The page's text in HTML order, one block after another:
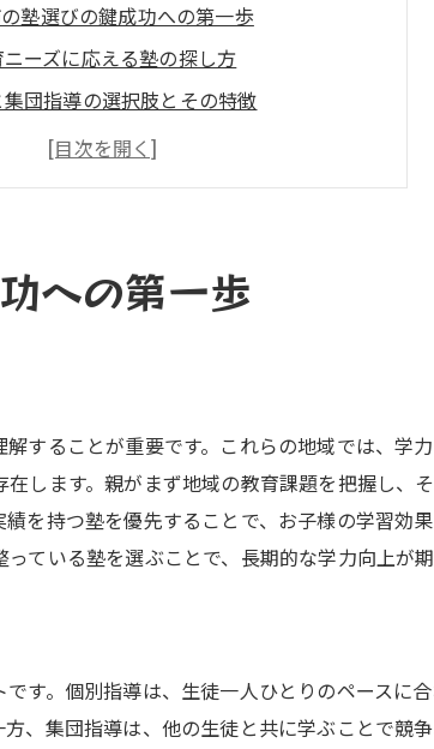
塾選びの鍵成功への第一歩
ーズに応える塾の探し方
団指導の選択肢とその特徴
ュラムが成功に導く理由
ら見る塾選びのポイント
しての塾の役割と重要性
する支払い方法の多様性に注目
と割引制度の活用法
塾選びの視点
地域経済への貢献
ておくべき支払い方法の基礎
す支払いプランの工夫
頼関係を築くためのポイント
への第一歩
することが重要です。これらの地域では、学
します。親がまず地域の教育課題を把握し、
を持つ塾を優先することで、お子様の学習効
ている塾を選ぶことで、長期的な学力向上が期
す。個別指導は、生徒一人ひとりのペースに
、集団指導は、他の生徒と共に学ぶことで競